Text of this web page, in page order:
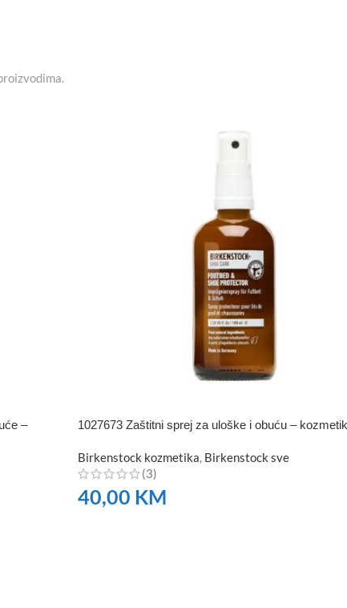
–
1027673 Zaštitni sprej za uloške i obuću –
Birkenstock kozmetika, Birkenstock sve
(3)
40,00 KM